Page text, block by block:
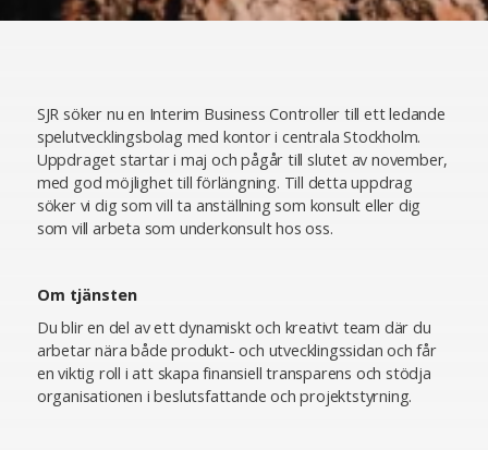
SJR söker nu en Interim Business Controller till ett ledande
spelutvecklingsbolag med kontor i centrala Stockholm.
Uppdraget startar i maj och pågår till slutet av november,
med god möjlighet till förlängning. Till detta uppdrag
söker vi dig som vill ta anställning som konsult eller dig
som vill arbeta som underkonsult hos oss.
Om tjänsten
Du blir en del av ett dynamiskt och kreativt team där du
arbetar nära både produkt- och utvecklingssidan och får
en viktig roll i att skapa finansiell transparens och stödja
organisationen i beslutsfattande och projektstyrning.